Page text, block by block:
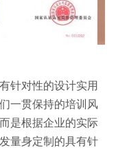
针对性的设计实用
一贯保持的培训风
是根据企业的实际
量身定制的具有针